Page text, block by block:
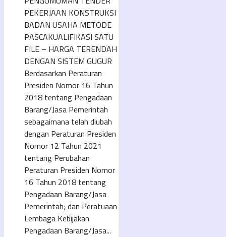
PEKERJAAN KONSTRUKSI
BADAN USAHA METODE
PASCAKUALIFIKASI SATU
FILE – HARGA TERENDAH
DENGAN SISTEM GUGUR
Berdasarkan Peraturan
Presiden Nomor 16 Tahun
2018 tentang Pengadaan
Barang/Jasa Pemerintah
sebagaimana telah diubah
dengan Peraturan Presiden
Nomor 12 Tahun 2021
tentang Perubahan
Peraturan Presiden Nomor
16 Tahun 2018 tentang
Pengadaan Barang/Jasa
Pemerintah; dan Peratuaan
Lembaga Kebijakan
Pengadaan Barang/Jasa...